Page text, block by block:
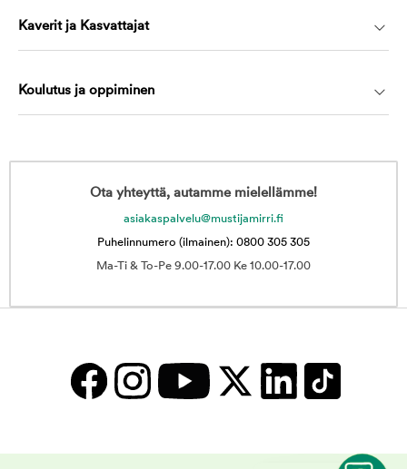
Kaverit ja Kasvattajat
Koulutus ja oppiminen
Ota yhteyttä, autamme mielellämme!
asiakaspalvelu@mustijamirri.fi
Puhelinnumero (ilmainen): 0800 305 305
Ma-Ti & To-Pe 9.00-17.00 Ke 10.00-17.00